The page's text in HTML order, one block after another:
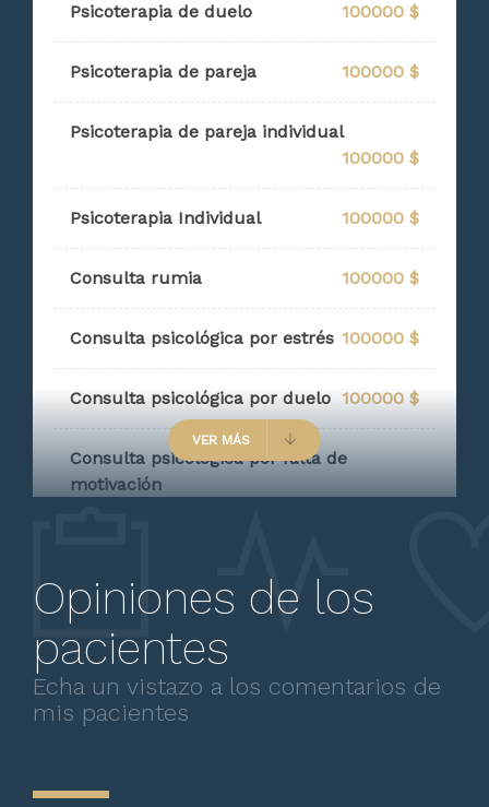
Psicoterapia de duelo 100000 $
Psicoterapia de pareja 100000 $
Psicoterapia de pareja individual
100000 $
Psicoterapia Individual 100000 $
Consulta rumia 100000 $
Consulta psicológica por estrés 100000 $
Consulta psicológica por duelo 100000 $
Consulta psicológica por falta de
motivación
sexual
Consulta psicológica por ruptura
amorosa
Consulta psicológica por timidez
VER MÁS
Opiniones de los
pacientes
Echa un vistazo a los comentarios de
mis pacientes